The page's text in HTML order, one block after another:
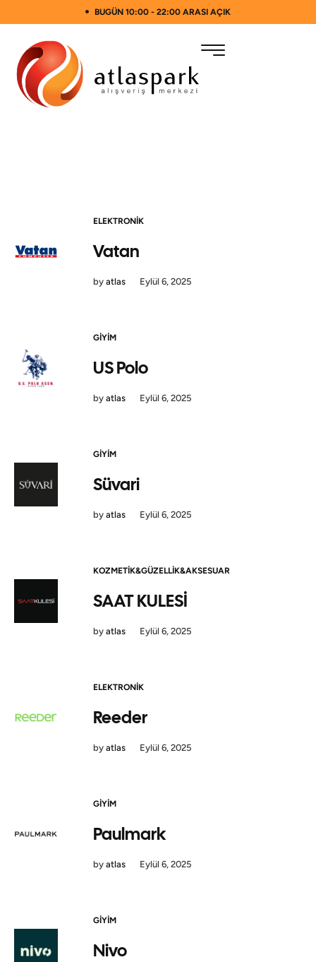
BUGÜN 10:00 - 22:00 ARASI AÇIK
ELEKTRONIK
Vatan
by atlas Eylül 6, 2025
GIYIM
US Polo
by atlas Eylül 6, 2025
GIYIM
Süvari
by atlas Eylül 6, 2025
KOZMETIK&GÜZELLIK&AKSESUAR
SAAT KULESİ
by atlas Eylül 6, 2025
ELEKTRONIK
Reeder
by atlas Eylül 6, 2025
GIYIM
Paulmark
by atlas Eylül 6, 2025
GIYIM
Nivo